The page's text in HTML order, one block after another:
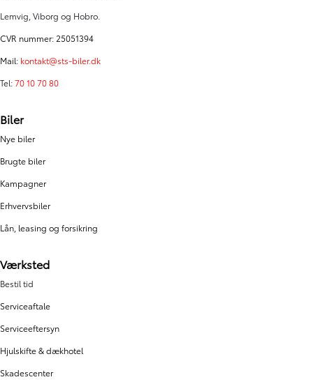
Lemvig, Viborg og Hobro.
CVR nummer: 25051394
Mail: kontakt@sts-biler.dk
Tel:70 10 70 80
Biler
Nye biler
Brugte biler
Kampagner
Erhvervsbiler
Lån, leasing og forsikring
Værksted
Bestil tid
Serviceaftale
Serviceeftersyn
Hjulskifte & dækhotel
Skadescenter